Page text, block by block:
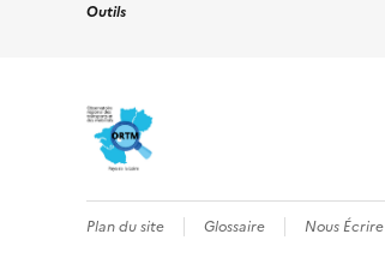
Outils
Plan du site Glossaire Nous Écrire